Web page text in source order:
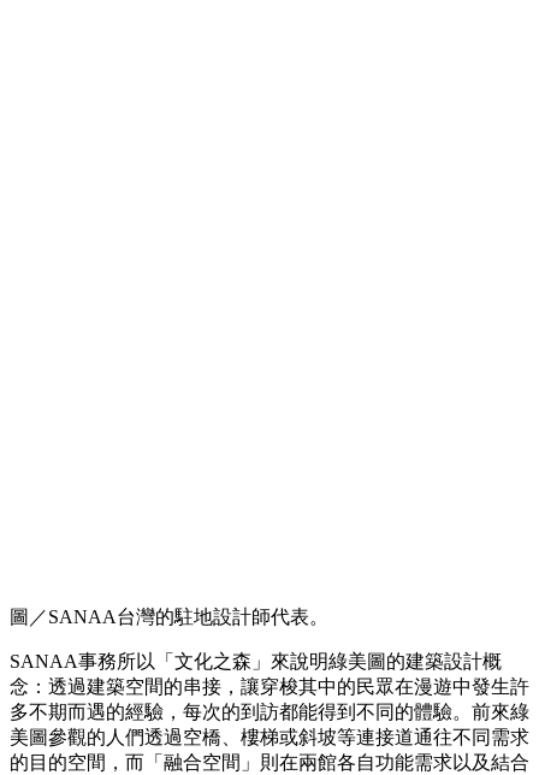
圖／SANAA台灣的駐地設計師代表。
SANAA事務所以「文化之森」來說明綠美圖的建築設計概
念：透過建築空間的串接，讓穿梭其中的民眾在漫遊中發生許
多不期而遇的經驗，每次的到訪都能得到不同的體驗。前來綠
美圖參觀的人們透過空橋、樓梯或斜坡等連接道通往不同需求
的目的空間，而「融合空間」則在兩館各自功能需求以及結合